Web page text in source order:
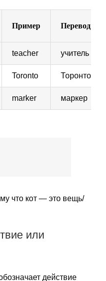
Пример Перевод
teacher учитель
Toronto Торонто
marker маркер
что кот — это вещь/
или
действие